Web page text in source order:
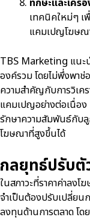
ทักษะและเครื่
เทคนิคใหม่ๆ เ
แคมเปญโฆษณ
TBS Marketing แนะ
องค์รวม โดยไม่พึ่งพาช่
ความสำคัญกับการวิเค
แคมเปญอย่างต่อเนื่อ
รักษาความสัมพันธ์กับลู
โฆษณาที่สูงขึ้นได้
กลยุทธ์ปรับตั
ในสภาวะที่ราคาค่าลง
จำเป็นต้องปรับเปลี่ยน
ลงทุนด้านการตลาด โ